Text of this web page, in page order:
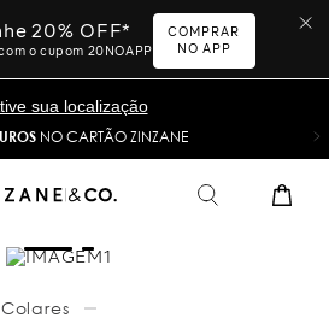
20% OFF*
o cupom 20NOAPP
COMPRAR
NO APP
sua localização
NO CARTÃO ZINZANE
Colares